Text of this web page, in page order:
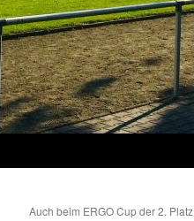
Auch beim ERGO Cup der 2. Platz